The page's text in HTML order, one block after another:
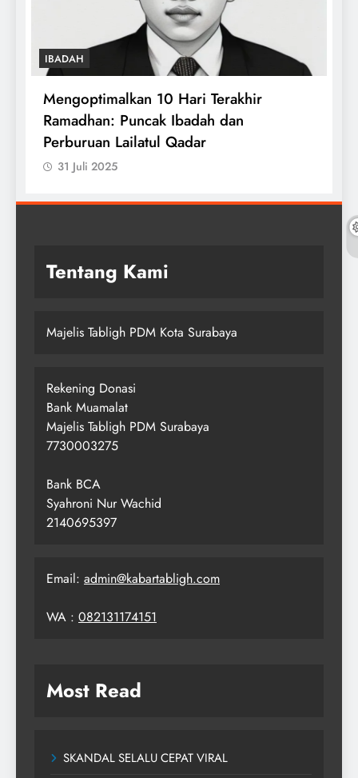
IBADAH
Mengoptimalkan 10 Hari Terakhir
Ramadhan: Puncak Ibadah dan
Perburuan Lailatul Qadar
31 Juli 2025
Tentang Kami
Majelis Tabligh PDM Kota Surabaya
Rekening Donasi
Bank Muamalat
Majelis Tabligh PDM Surabaya
7730003275
Bank BCA
Syahroni Nur Wachid
2140695397
Email: admin@kabartabligh.com
WA : 082131174151
Most Read
SKANDAL SELALU CEPAT VIRAL